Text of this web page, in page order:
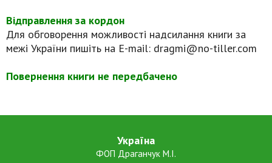
Відправлення за кордон
Для обговорення можливості надсилання книги за
межі України пишіть на E-mail: dragmi@no-tiller.com
Повернення книги не передбачено
Україна
ФОП Драганчук М.І.